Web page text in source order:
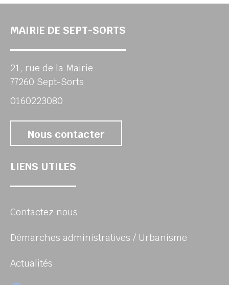
MAIRIE DE SEPT-SORTS
21, rue de la Mairie
77260 Sept-Sorts
0160223080
Nous contacter
LIENS UTILES
Contactez nous
Démarches administratives / Urbanisme
Actualités